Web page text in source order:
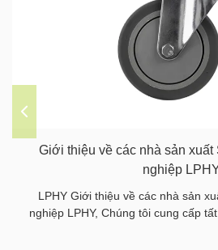
Giới thiệu về các nhà sản xuất
nghiệp
LPHY Giới thiệu về các nhà sản
nghiệp LPHY, Chúng tôi cung cấp